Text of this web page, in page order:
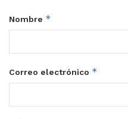
Nombre *
Correo electrónico *